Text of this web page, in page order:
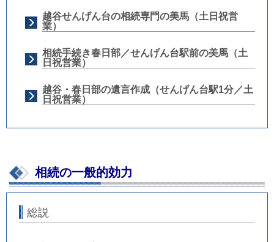
越谷せんげん台の相続専門の美馬（土日祝営
業）
相続手続き春日部／せんげん台駅前の美馬（土
日祝営業）
越谷・春日部の遺言作成（せんげん台駅1分／土
日祝営業）
相続の一般的効力
総説